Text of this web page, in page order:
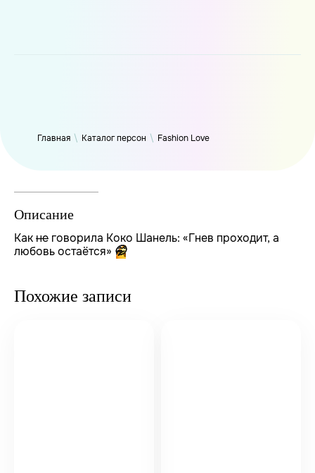
Главная \ Каталог персон \ Fashion Love
Описание
Какне говорила Коко Шанель: «Гнев проходит, а
любовь остаётся» 🤭
Похожие записи